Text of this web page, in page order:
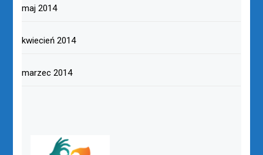
maj 2014
kwiecień 2014
marzec 2014